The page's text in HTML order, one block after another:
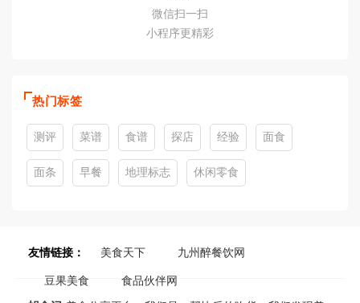
微信扫一扫
小程序更精彩
热门标签
测评 菜谱 食谱 探店 经验 面食
面条 早餐 地理标志 休闲零食
友情链接： 美食天下 九州醉餐饮网
豆果美食 食品伙伴网